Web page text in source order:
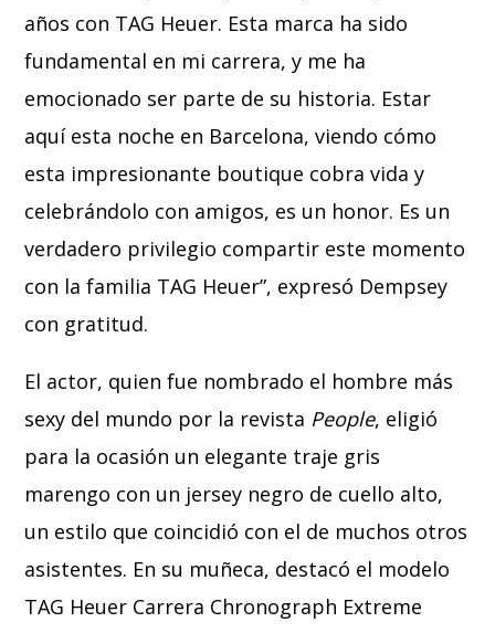
años con TAG Heuer. Esta marca ha sido
fundamental en mi carrera, y me ha
emocionado ser parte de su historia. Estar
aquí esta noche en Barcelona, viendo cómo
esta impresionante boutique cobra vida y
celebrándolo con amigos, es un honor. Es un
verdadero privilegio compartir este momento
con la familia TAG Heuer”, expresó Dempsey
con gratitud.
El actor, quien fue nombrado el hombre más
sexy del mundo por la revista People, eligió
para la ocasión un elegante traje gris
marengo con un jersey negro de cuello alto,
un estilo que coincidió con el de muchos otros
asistentes. En su muñeca, destacó el modelo
TAG Heuer Carrera Chronograph Extreme